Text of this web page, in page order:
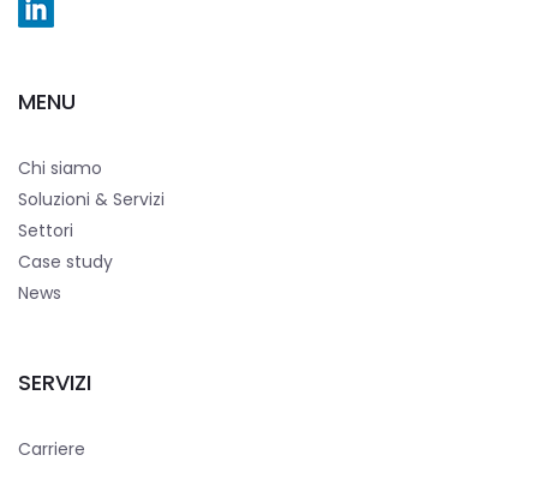
MENU
Chi siamo
Soluzioni & Servizi
Settori
Case study
News
SERVIZI
Carriere